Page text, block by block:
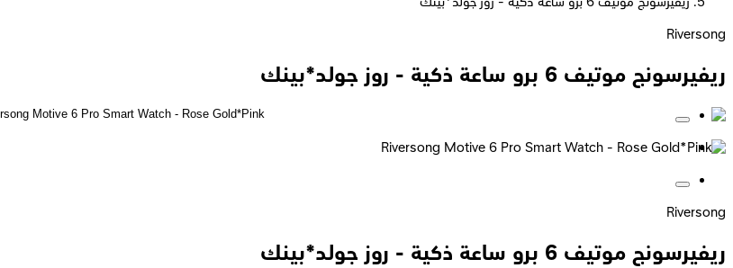
Riversong
ريفيرسونج موتيف 6 برو ساعة ذكية - روز جولد*بينك
Riversong
ريفيرسونج موتيف 6 برو ساعة ذكية - روز جولد*بينك